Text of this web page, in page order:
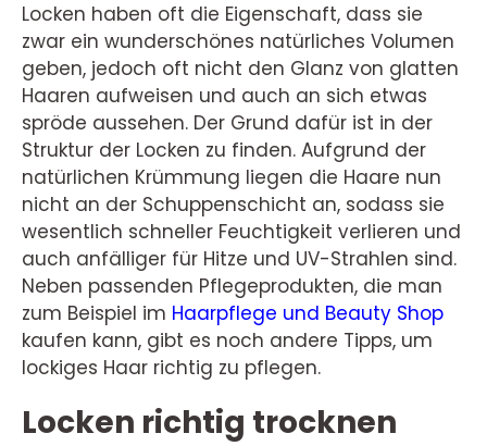
Locken haben oft die Eigenschaft, dass sie
zwar ein wunderschönes natürliches Volumen
geben, jedoch oft nicht den Glanz von glatten
Haaren aufweisen und auch an sich etwas
spröde aussehen. Der Grund dafür ist in der
Struktur der Locken zu finden. Aufgrund der
natürlichen Krümmung liegen die Haare nun
nicht an der Schuppenschicht an, sodass sie
wesentlich schneller Feuchtigkeit verlieren und
auch anfälliger für Hitze und UV-Strahlen sind.
Neben passenden Pflegeprodukten, die man
zum Beispiel im Haarpflege und Beauty Shop
kaufen kann, gibt es noch andere Tipps, um
lockiges Haar richtig zu pflegen.
Locken richtig trocknen